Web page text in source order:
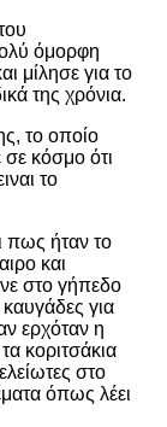
όμορφη
μίλησε για το
της χρόνια.
το οποίο
σε κόσμο ότι
το
πως ήταν το
και
στο γήπεδο
για
ερχόταν η
κοριτσάκια
στο
όπως λέει